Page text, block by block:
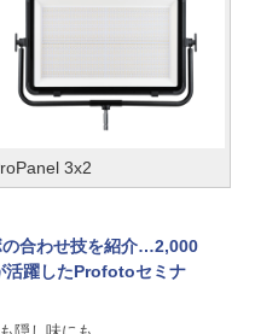
3x2
合わせ技を紹介…2,000
活躍したProfotoセミナ